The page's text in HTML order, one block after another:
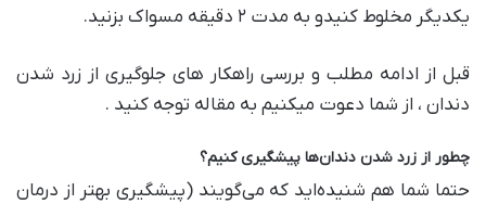
یکدیگر مخلوط کنیدو به مدت ۲ دقیقه مسواک بزنید.
قبل از ادامه مطلب و بررسی راهکار های جلوگیری از زرد شدن
دندان ، از شما دعوت میکنیم به مقاله توجه کنید .
چطور از زرد شدن دندان‌ها پیشگیری کنیم؟
حتما شما هم شنیده‌اید که می‌گویند (پیشگیری بهتر از درمان